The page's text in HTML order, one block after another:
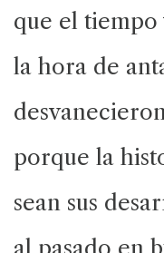
que el
la hora de
porque la
sean sus
al pasado en